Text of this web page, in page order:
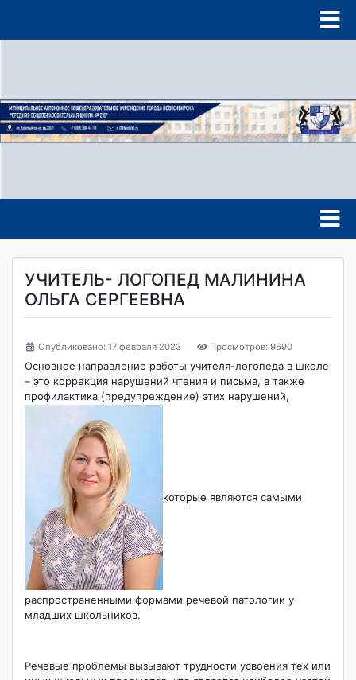
УЧИТЕЛЬ- ЛОГОПЕД МАЛИНИНА
ОЛЬГА СЕРГЕЕВНА
Опубликовано: 17 февраля 2023 Просмотров: 9690
Основное направление работы учителя-логопеда в школе
– это коррекция нарушений чтения и письма, а также
профилактика (предупреждение) этих нарушений,
которые являются самыми
распространенными формами речевой патологии у
младших школьников.
Речевые проблемы вызывают трудности усвоения тех или